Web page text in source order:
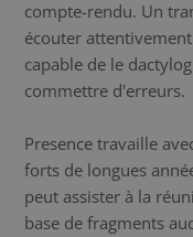
compte-rendu. Un
écouter
capable de le
commettre d'erreurs.
Presence travaille
forts de longues
peut assister à la
base de fragments